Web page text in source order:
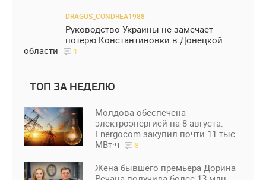
DRAGOS_CONDREA1988
Руководство Украины не замечает
потерю Константиновки в Донецкой
области
1
ТОП ЗА НЕДЕЛЮ
Молдова обеспечена
электроэнергией на 8 августа:
Energocom закупил почти 11 тыс.
МВт·ч
8
Жена бывшего премьера Дорина